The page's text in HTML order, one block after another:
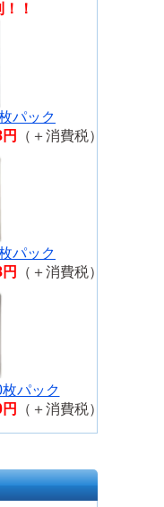
！
パック
（＋消費税）
パック
（＋消費税）
パック
（＋消費税）